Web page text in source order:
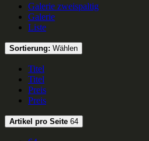
Galerie zweispaltig
Galerie
Liste
Sortierung: Wählen
Titel
Titel
Preis
Preis
Artikel pro Seite 64